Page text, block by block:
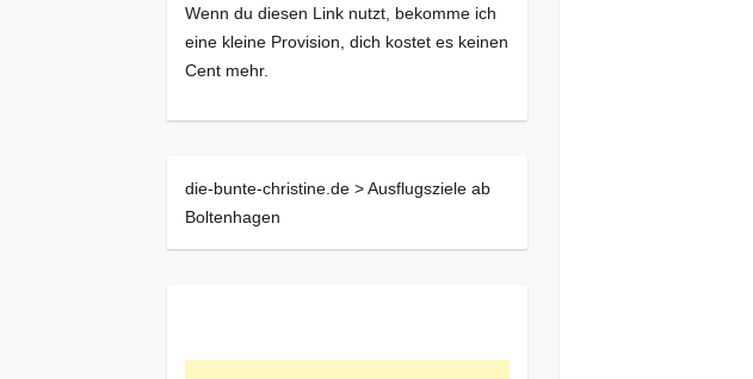
Wenn du diesen Link nutzt, bekomme ich
eine kleine Provision, dich kostet es keinen
Cent mehr.
die-bunte-christine.de >Ausflugsziele ab
Boltenhagen